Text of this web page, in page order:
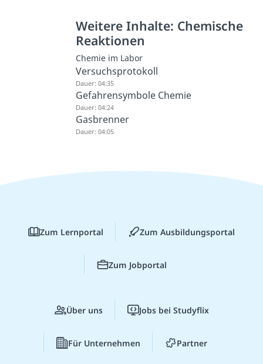
Weitere Inhalte: Chemische
Reaktionen
Chemie im Labor
Versuchsprotokoll
Dauer: 04:35
Gefahrensymbole Chemie
Dauer: 04:24
Gasbrenner
Dauer: 04:05
Zum Lernportal Zum Ausbildungsportal
Zum Jobportal
Über uns Jobs bei Studyflix
Für Unternehmen Partner